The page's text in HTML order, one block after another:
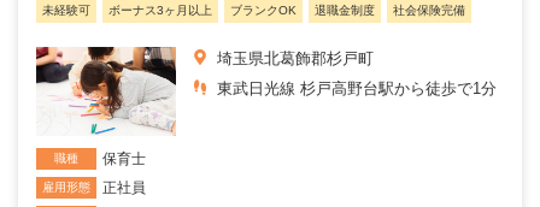
未経験可 ボーナス3ヶ月以上 ブランクOK 退職金制度 社会保険完備
埼玉県北葛飾郡杉戸町
東武日光線 杉戸高野台駅から徒歩で1分
職種 保育士
雇用形態 正社員